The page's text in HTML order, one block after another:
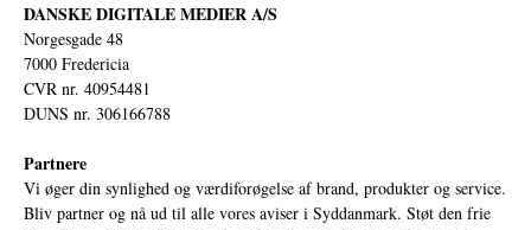
DANSKE DIGITALE MEDIER A/S
Norgesgade 48
7000 Fredericia
CVR nr. 40954481
DUNS nr. 306166788
Partnere
Vi øger din synlighed og værdiforøgelse af brand, produkter og service.
Bliv partner og nå ud til alle vores aviser i Syddanmark. Støt den frie